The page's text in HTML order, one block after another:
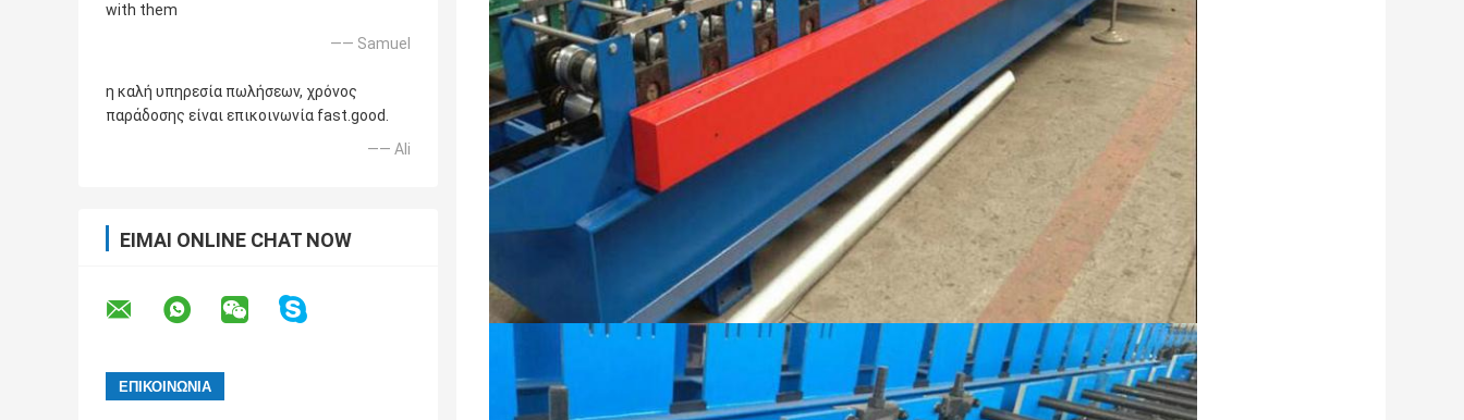
with them
—— Samuel
η καλή υπηρεσία πωλήσεων, χρόνος
παράδοσης είναι επικοινωνία fast.good.
—— Ali
ΕΊΜΑΙ ONLINE CHAT NOW